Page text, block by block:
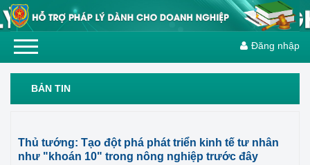
Đăng nhập
BẢN TIN
Thủ tướng: Tạo đột phá phát triển kinh tế tư nhân
như "khoán 10" trong nông nghiệp trước đây